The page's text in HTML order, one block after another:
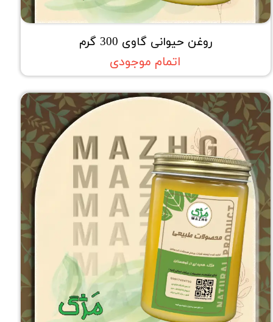
روغن حیوانی گاوی 300 گرم
اتمام موجودی